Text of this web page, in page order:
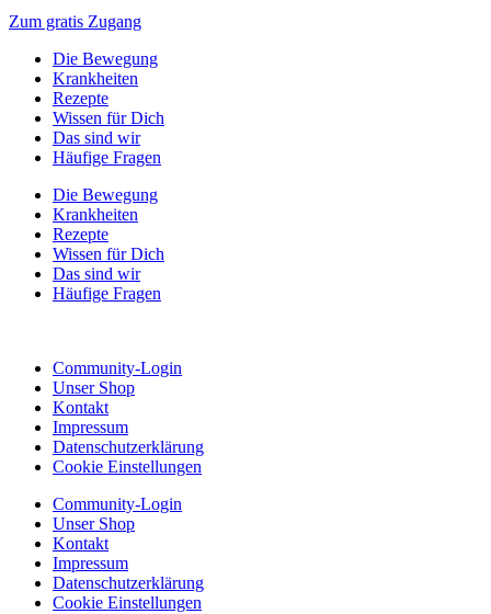
Zum gratis Zugang
Die Bewegung
Krankheiten
Rezepte
Wissen für Dich
Das sind wir
Häufige Fragen
Die Bewegung
Krankheiten
Rezepte
Wissen für Dich
Das sind wir
Häufige Fragen
Community-Login
Unser Shop
Kontakt
Impressum
Datenschutzerklärung
Cookie Einstellungen
Community-Login
Unser Shop
Kontakt
Impressum
Datenschutzerklärung
Cookie Einstellungen